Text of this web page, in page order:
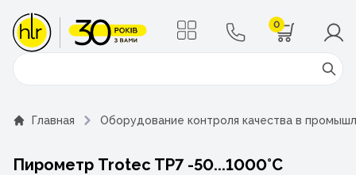
0
Поиск
Главная Оборудование контроля качества в
Пирометр Trotec TP7 -50...1000°C